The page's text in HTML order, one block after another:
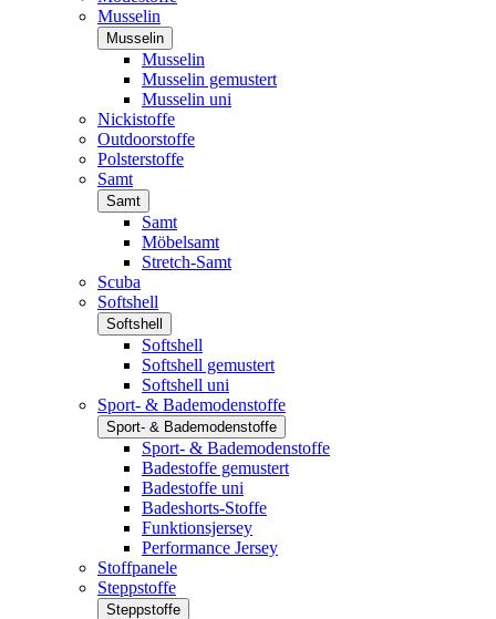
Musselin
Musselin
Musselin
Musselin gemustert
Musselin uni
Nickistoffe
Outdoorstoffe
Polsterstoffe
Samt
Samt
Samt
Möbelsamt
Stretch-Samt
Scuba
Softshell
Softshell
Softshell
Softshell gemustert
Softshell uni
Sport- & Bademodenstoffe
Sport- & Bademodenstoffe
Sport- & Bademodenstoffe
Badestoffe gemustert
Badestoffe uni
Badeshorts-Stoffe
Funktionsjersey
Performance Jersey
Stoffpanele
Steppstoffe
Steppstoffe